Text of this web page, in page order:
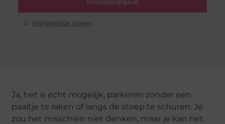
Veelgestelde vragen
Ja, het is echt mogelijk, parkeren zonder een
paaltje te raken of langs de stoep te schuren. Je
zou het misschien niet denken, maar je kan het